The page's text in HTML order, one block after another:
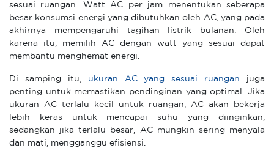
sesuai ruangan. Watt AC per jam menentukan seberapa
besar konsumsi energi yang dibutuhkan oleh AC, yang pada
akhirnya mempengaruhi tagihan listrik bulanan. Oleh
karena itu, memilih AC dengan watt yang sesuai dapat
membantu menghemat energi.
Di samping itu, ukuran AC yang sesuai ruangan juga
penting untuk memastikan pendinginan yang optimal. Jika
ukuran AC terlalu kecil untuk ruangan, AC akan bekerja
lebih keras untuk mencapai suhu yang diinginkan,
sedangkan jika terlalu besar, AC mungkin sering menyala
dan mati, mengganggu efisiensi.